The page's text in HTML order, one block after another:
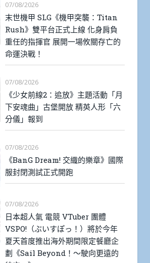
07/08/2026
末世機甲 SLG《機甲突襲：Titan
Rush》雙平台正式上線 化身肩負
重任的指揮官 展開一場攸關存亡的
命運決戰！
07/08/2026
《少女前線2：追放》主題活動「月
下安魂曲」古堡開放 精英人形「六
分儀」報到
07/08/2026
《BanG Dream! 交織的樂章》國際
服封閉測試正式開跑
07/08/2026
日本超人氣 電競 VTuber 團體
VSPO!（ぶいすぽっ！）將於今年
夏天首度推出海外期間限定餐廳企
劃《Sail Beyond！～駛向更遠的